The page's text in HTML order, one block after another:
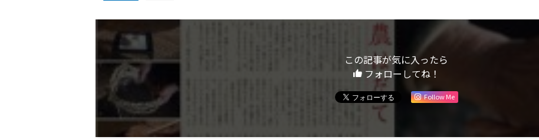
この記事が気に入ったら
フォローしてね！
Follow Me